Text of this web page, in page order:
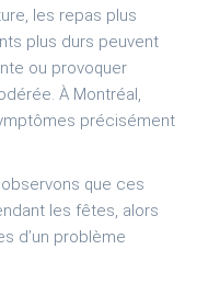
les repas plus
plus durs peuvent
ou provoquer
À Montréal,
précisément
que ces
les fêtes, alors
d’un problème